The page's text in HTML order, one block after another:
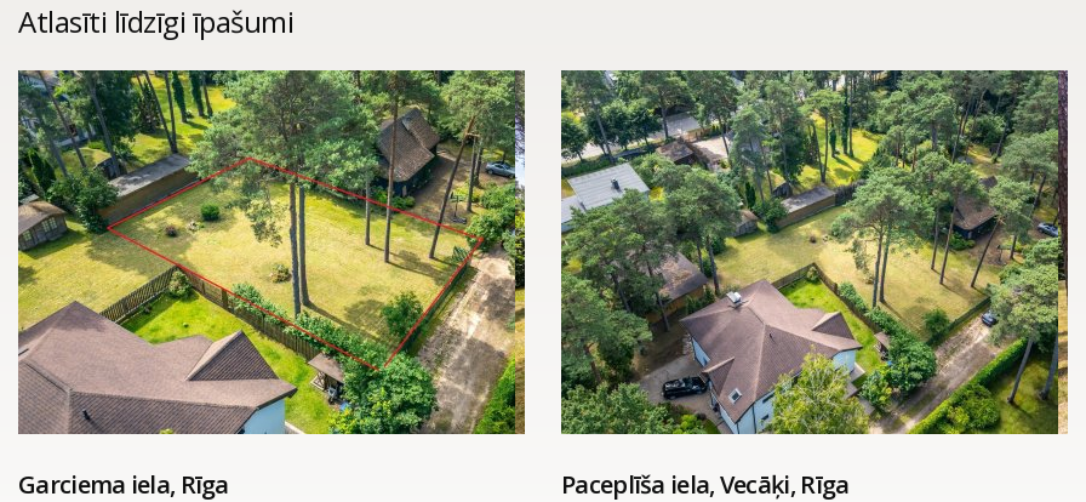
Atlasīti līdzīgi īpašumi
Garciema iela, Rīga Paceplīša iela, Vecāķi, Rīga